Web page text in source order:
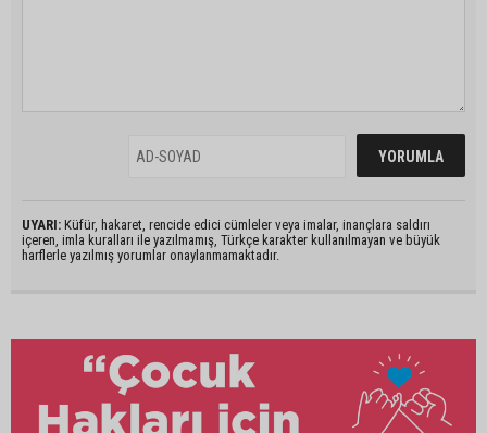
UYARI: Küfür, hakaret, rencide edici cümleler veya imalar, inançlara saldırı
içeren, imla kuralları ile yazılmamış, Türkçe karakter kullanılmayan ve büyük
harflerle yazılmış yorumlar onaylanmamaktadır.